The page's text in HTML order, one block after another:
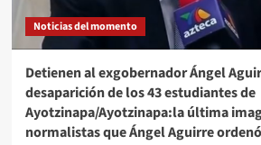
Noticias del momento
Detienen al exgobernador Ángel
desaparición de los 43 estudiantes de
Ayotzinapa/Ayotzinapa:la última
normalistas que Ángel Aguirre